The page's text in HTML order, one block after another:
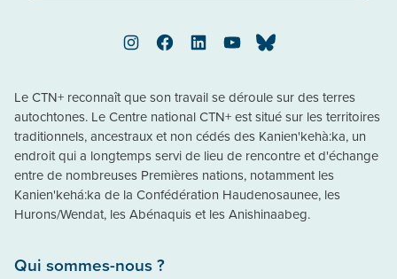
InstagramFacebookLinkedInYouTubeBluesky
Le CTN+ reconnaît que son travail se déroule sur des terres
autochtones. Le Centre national CTN+ est situé sur les territoires
traditionnels, ancestraux et non cédés des Kanien'kehà:ka, un
endroit qui a longtemps servi de lieu de rencontre et d'échange
entre de nombreuses Premières nations, notamment les
Kanien'kehá:ka de la Confédération Haudenosaunee, les
Hurons/Wendat, les Abénaquis et les Anishinaabeg.
Qui sommes-nous ?